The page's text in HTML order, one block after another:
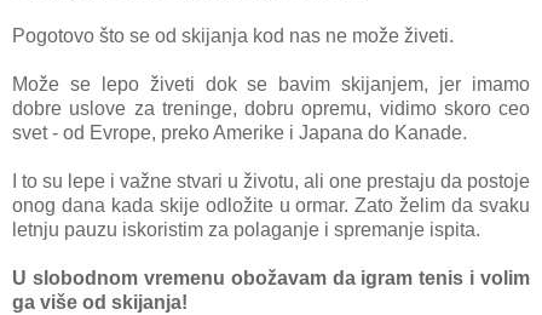
Pogotovo što se od skijanja kod nas ne može živeti.
Može se lepo živeti dok se bavim skijanjem, jer imamo
dobre uslove za treninge, dobru opremu, vidimo skoro ceo
svet - od Evrope, preko Amerike i Japana do Kanade.
I to su lepe i važne stvari u životu, ali one prestaju da postoje
onog dana kada skije odložite u ormar. Zato želim da svaku
letnju pauzu iskoristim za polaganje i spremanje ispita.
U slobodnom vremenu obožavam da igram tenis i volim
ga više od skijanja!